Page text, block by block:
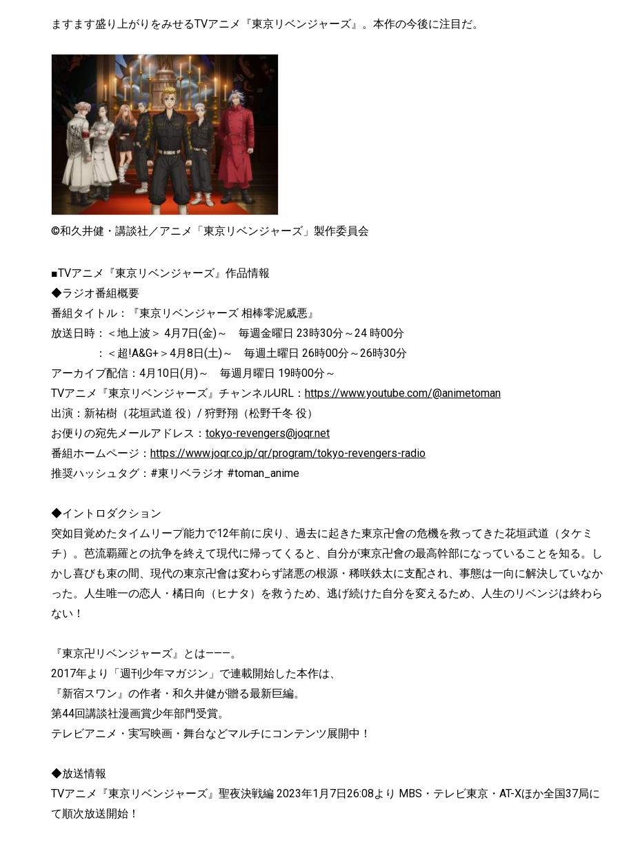
ますます盛り上がりをみせるTVアニメ『東京リベンジャーズ』。本作の今後に注目だ。
©和久井健・講談社／アニメ「東京リベンジャーズ」製作委員会
■TVアニメ『東京リベンジャーズ』作品情報
◆ラジオ番組概要
番組タイトル：『東京リベンジャーズ 相棒零泥威悪』
放送日時：＜地上波＞ 4月7日(金)～ 毎週金曜日 23時30分～24 時00分
：＜超!A&G+＞4月8日(土)～ 毎週土曜日 26時00分～26時30分
アーカイブ配信：4月10日(月)～ 毎週月曜日 19時00分～
TVアニメ『東京リベンジャーズ』チャンネルURL： https://www.youtube.com/@animetoman
出演：新祐樹（花垣武道 役）/ 狩野翔（松野千冬 役）
お便りの宛先メールアドレス： tokyo-revengers@joqr.net
番組ホームページ： https://www.joqr.co.jp/qr/program/tokyo-revengers-radio
推奨ハッシュタグ：#東リベラジオ #toman_anime
◆イントロダクション
突如目覚めたタイムリープ能力で12年前に戻り、 過去に起きた東京卍會の危機を救ってきた花垣武道（タケミ
チ）。 芭流覇羅との抗争を終えて現代に帰ってくると、 自分が東京卍會の最高幹部になっていることを知る。
し
かし喜びも束の間、現代の東京卍會は変わらず諸悪の根源・ 稀咲鉄太に支配され、事態は一向に解決していなか
った。
人生唯一の恋人・橘日向（ヒナタ）を救うため、 逃げ続けた自分を変えるため、人生のリベンジは終わら
ない！
『東京卍リベンジャーズ』とは———。
2017年より「週刊少年マガジン」で連載開始した本作は、
『新宿スワン』の作者・和久井健が贈る最新巨編。
第44回講談社漫画賞少年部門受賞。
テレビアニメ・実写映画・舞台などマルチにコンテンツ展開中！
◆放送情報
TVアニメ『東京リベンジャーズ』聖夜決戦編 2023年1月7日26:08より MBS・テレビ東京・AT-Xほか全国37局に
て順次放送開始！